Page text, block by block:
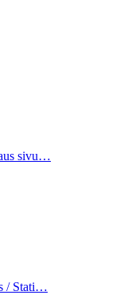
sivu…
/ Stati…